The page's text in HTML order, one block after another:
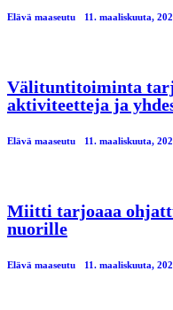
Elävä maaseutu 11. maaliskuuta,
Välituntitoiminta
aktiviteetteja ja
Elävä maaseutu 11. maaliskuuta,
Miitti tarjoaaa
nuorille
Elävä maaseutu 11. maaliskuuta,